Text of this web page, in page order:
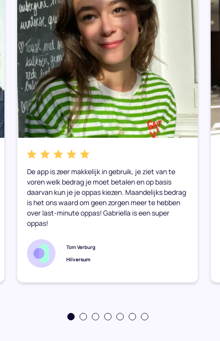
De app is zeer makkelijk in gebruik, je ziet van te
voren welk bedrag je moet betalen en op basis
daarvan kun je je oppas kiezen. Maandelijks bedrag
is het ons waard om geen zorgen meer te hebben
over last-minute oppas! Gabriella is een super
oppas!
Tom Verburg
Hilversum